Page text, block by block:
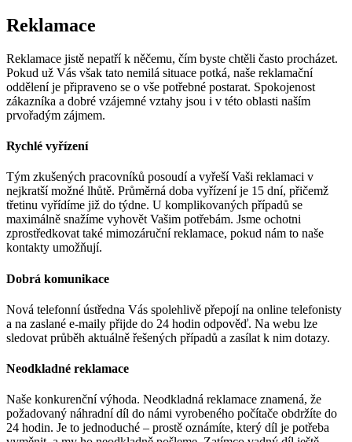
Reklamace
Reklamace jistě nepatří k něčemu, čím byste chtěli často procházet.
Pokud už Vás však tato nemilá situace potká, naše reklamační
oddělení je připraveno se o vše potřebné postarat. Spokojenost
zákazníka a dobré vzájemné vztahy jsou i v této oblasti naším
prvořadým zájmem.
Rychlé vyřízení
Tým zkušených pracovníků posoudí a vyřeší Vaši reklamaci v
nejkratší možné lhůtě. Průměrná doba vyřízení je 15 dní, přičemž
třetinu vyřídíme již do týdne. U komplikovaných případů se
maximálně snažíme vyhovět Vašim potřebám. Jsme ochotni
zprostředkovat také mimozáruční reklamace, pokud nám to naše
kontakty umožňují.
Dobrá komunikace
Nová telefonní ústředna Vás spolehlivě přepojí na online telefonisty
a na zaslané e-maily přijde do 24 hodin odpověď. Na webu lze
sledovat průběh aktuálně řešených případů a zasílat k nim dotazy.
Neodkladné reklamace
Naše konkurenční výhoda. Neodkladná reklamace znamená, že
požadovaný náhradní díl do námi vyrobeného počítače obdržíte do
24 hodin. Je to jednoduché – prostě oznámíte, který díl je potřeba